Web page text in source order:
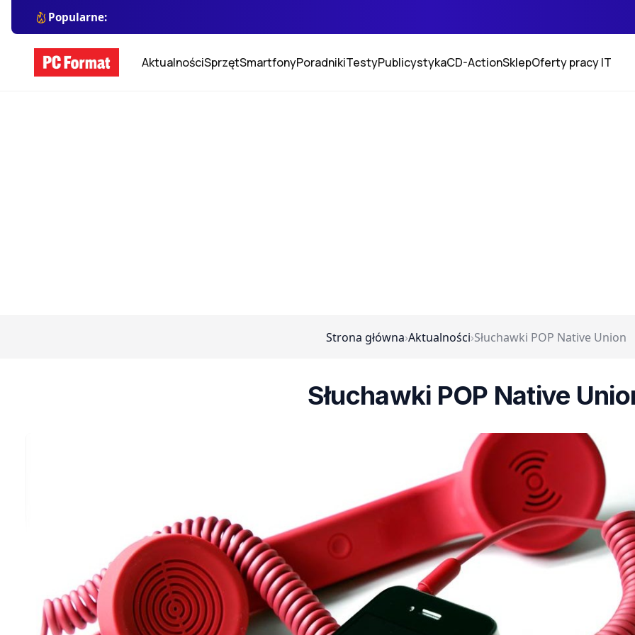
Popularne:
AktualnościSprzętSmartfonyPoradnikiTestyPublicystykaCD-ActionSklepOferty pracy IT
Strona główna›Aktualności›Słuchawki POP Native Union
Słuchawki POP Native